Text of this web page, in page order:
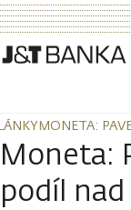
MONETA:
MONETA:
Moneta:
podíl